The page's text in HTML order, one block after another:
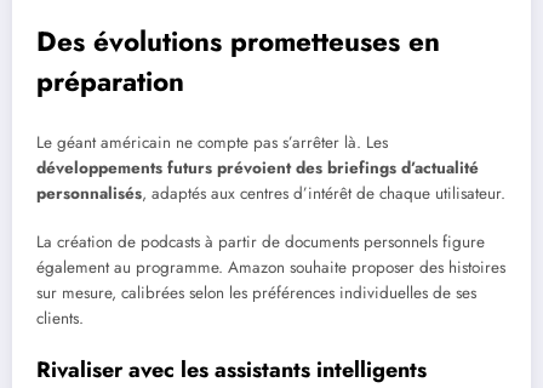
Des évolutions prometteuses en
préparation
Le géant américain ne compte pas s’arrêter là. Les
développements futurs prévoient des briefings d’actualité
personnalisés, adaptés aux centres d’intérêt de chaque utilisateur.
La création de podcasts à partir de documents personnels figure
également au programme. Amazon souhaite proposer des histoires
sur mesure, calibrées selon les préférences individuelles de ses
clients.
Rivaliser avec les assistants intelligents